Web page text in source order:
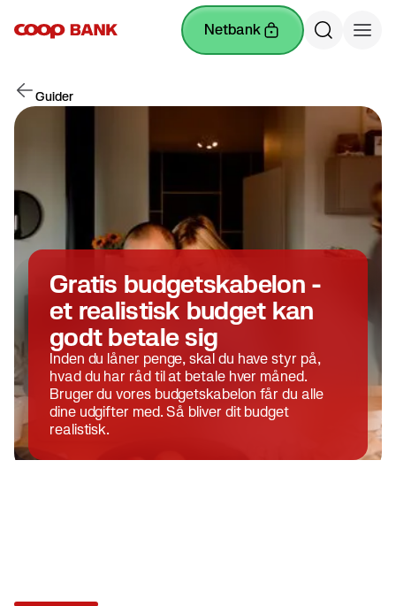
netbank
Guider
Gratis budgetskabelon -
et realistisk budget kan
godt betale sig
Inden du låner penge, skal du have styr på,
hvad du har råd til at betale hver måned.
Bruger du vores budgetskabelon får du alle
dine udgifter med. Så bliver dit budget
realistisk.